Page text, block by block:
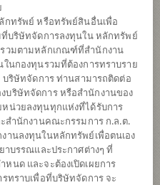
กทรัพย์ หรือทรัพย์สินอื่นเพื่อ
บริษัทจัดการลงทุนใน หลักทรัพย์
วมตามหลักเกณฑ์ที่สำนักงาน
นกองทุนรวมที่ต้องการทราบราย
บริษัทจัดการ ท่านสามารถติดต่อ
ริษัทจัดการ หรือสำนักงานของ
น่วยลงทุนทุกแห่งที่ได้รับการ
สำนักงานคณะกรรมการ ก.ล.ต.
นลงทุนในหลักทรัพย์เพื่อตนเอง
บรรณและประกาศต่างๆ ที่
นด และจะต้องเปิดเผยการ
ทราบเพื่อที่บริษัทจัดการ จะ